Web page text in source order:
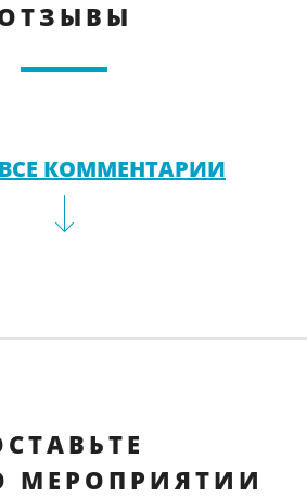
КОММЕНТАРИИ
МЕРОПРИЯТИИ